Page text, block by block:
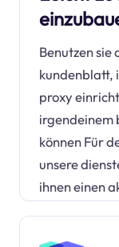
Benutzen
kundenblatt,
proxy
irgendeinem
können Für
unsere
ihnen einen